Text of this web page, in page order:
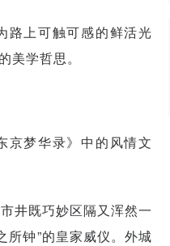
路上可触可感的鲜活光
学哲思。
京梦华录》中的风情文
井既巧妙区隔又浑然一
所钟”的皇家威仪。外城